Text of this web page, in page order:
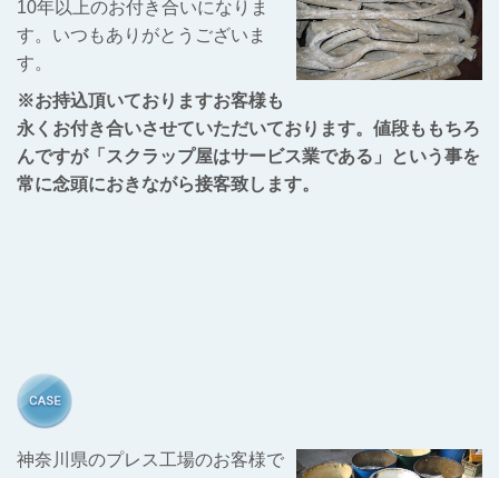
10年以上のお付き合いになりま
す。いつもありがとうございま
す。
※お持込頂いておりますお客様も
永くお付き合いさせていただいております。値段ももちろ
んですが「スクラップ屋はサービス業である」という事を
常に念頭におきながら接客致します。
神奈川県のプレス工場のお客様で